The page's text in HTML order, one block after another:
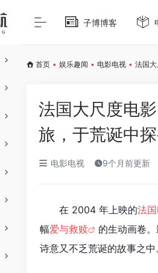
子博博客
首页 • 娱乐趣闻 • 电影电视 • 法国
法国大尺度电
旅，于荒诞中
电影电视 9个月前更新
在 2004 年上映的法
幅爱与救赎
的生动画卷
诗意又不乏荒诞的故事之中